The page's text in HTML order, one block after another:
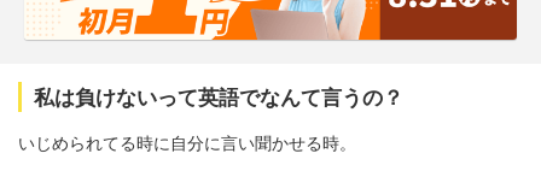
私は負けないって英語でなんて言うの？
いじめられてる時に自分に言い聞かせる時。